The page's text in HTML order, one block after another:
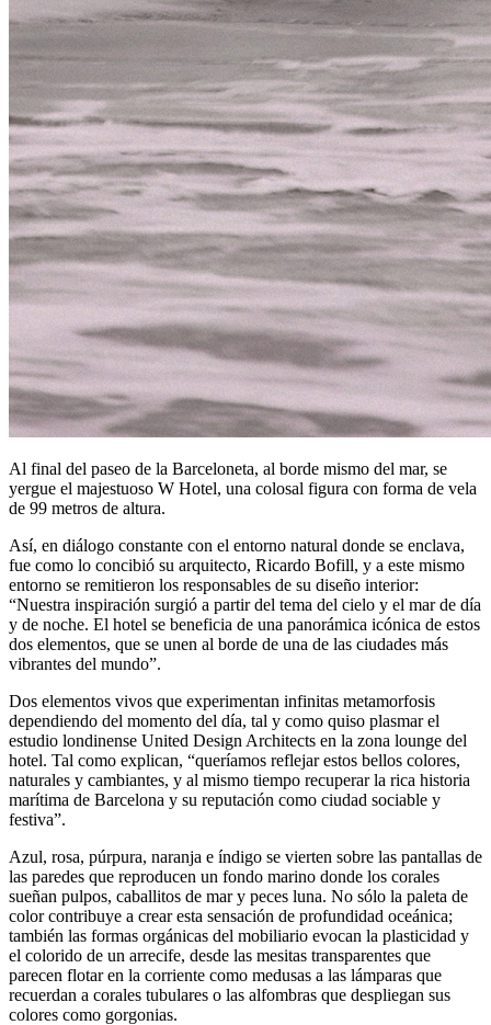
Al final del paseo de la Barceloneta, al borde mismo del mar, se
yergue el majestuoso W Hotel, una colosal figura con forma de vela
de 99 metros de altura.
Así, en diálogo constante con el entorno natural donde se enclava,
fue como lo concibió su arquitecto, Ricardo Bofill, y a este mismo
entorno se remitieron los responsables de su diseño interior:
“Nuestra inspiración surgió a partir del tema del cielo y el mar de día
y de noche. El hotel se beneficia de una panorámica icónica de estos
dos elementos, que se unen al borde de una de las ciudades más
vibrantes del mundo”.
Dos elementos vivos que experimentan infinitas metamorfosis
dependiendo del momento del día, tal y como quiso plasmar el
estudio londinense United Design Architects en la zona lounge del
hotel. Tal como explican, “queríamos reflejar estos bellos colores,
naturales y cambiantes, y al mismo tiempo recuperar la rica historia
marítima de Barcelona y su reputación como ciudad sociable y
festiva”.
Azul, rosa, púrpura, naranja e índigo se vierten sobre las pantallas de
las paredes que reproducen un fondo marino donde los corales
sueñan pulpos, caballitos de mar y peces luna. No sólo la paleta de
color contribuye a crear esta sensación de profundidad oceánica;
también las formas orgánicas del mobiliario evocan la plasticidad y
el colorido de un arrecife, desde las mesitas transparentes que
parecen flotar en la corriente como medusas a las lámparas que
recuerdan a corales tubulares o las alfombras que despliegan sus
colores como gorgonias.